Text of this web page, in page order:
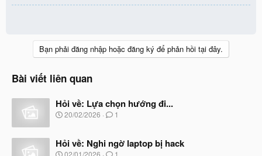
Bạn phải đăng nhập hoặc đăng ký để phản hồi tại đây.
Bài viết liên quan
Hỏi về: Lựa chọn hướng đi...
N
y
b
20/02/2026 1
Hỏi về: Nghi ngờ laptop bị hack
N
02/01/2026 1